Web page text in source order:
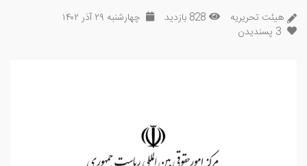
هیئت تحریریه 828 بازدید
چهارشنبه ۲۹ آذر ۱۴۰۲
3 پسندیدن